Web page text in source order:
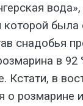
вода»,
которой
снадобья
в 92
Кстати, в
о